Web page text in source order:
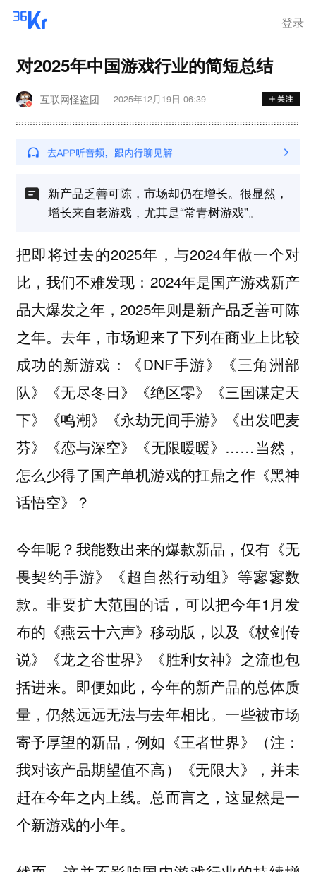
登录
对2025年中国游戏行业的简短总结
互联网怪盗团 2025年12月19日 06:39
新产品乏善可陈，市场却仍在增长。很显然，
增长来自老游戏，尤其是“常青树游戏”。
把即将过去的2025年，与2024年做一个对
比，我们不难发现：2024年是国产游戏新产
品大爆发之年，2025年则是新产品乏善可陈
之年。去年，市场迎来了下列在商业上比较
成功的新游戏：《DNF手游》《三角洲部
队》《无尽冬日》《绝区零》《三国谋定天
下》《鸣潮》《永劫无间手游》《出发吧麦
芬》《恋与深空》《无限暖暖》……当然，
怎么少得了国产单机游戏的扛鼎之作《黑神
话悟空》？
今年呢？我能数出来的爆款新品，仅有《无
畏契约手游》《超自然行动组》等寥寥数
款。非要扩大范围的话，可以把今年1月发
布的《燕云十六声》移动版，以及《杖剑传
说》《龙之谷世界》《胜利女神》之流也包
括进来。即便如此，今年的新产品的总体质
量，仍然远远无法与去年相比。一些被市场
寄予厚望的新品，例如《王者世界》（注：
我对该产品期望值不高）《无限大》，并未
赶在今年之内上线。总而言之，这显然是一
个新游戏的小年。